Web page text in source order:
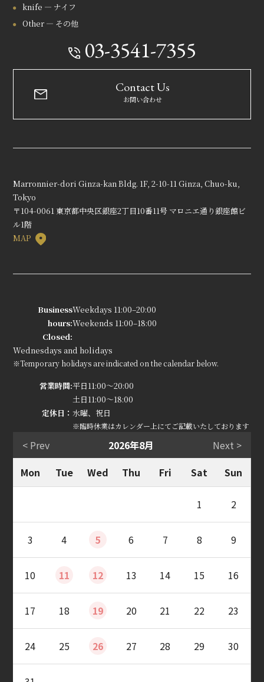
knife — ナイフ
Other — その他
03-3541-7355
Contact Us
お問い合わせ
Marronnier-dori Ginza-kan Bldg. 1F, 2-10-11 Ginza, Chuo-ku,
Tokyo
〒104-0061 東京都中央区銀座2丁目10番11号 マロニエ通り銀座館ビ
ル1階
MAP
Business
hours:
Weekdays 11:00–20:00
Weekends 11:00–18:00
Closed:
Wednesdays and holidays
※Temporary holidays are indicated on the calendar below.
営業時間:平日11:00～20:00
土日11:00～18:00
定休日：水曜、祝日
※臨時休業はカレンダー上にてご記載いたしております
< Prev 2026年8月
Next >
Mon
Tue Wed Thu Fri Sat Sun
1 2
3 4 5 6 7 8 9
10 11 12 13 14 15 16
17 18 19 20 21 22 23
24 25 26 27 28 29 30